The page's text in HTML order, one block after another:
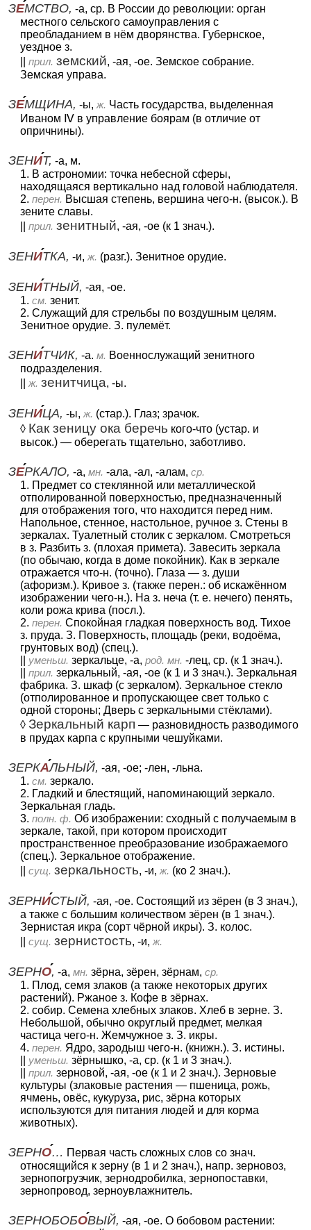
ЗЕМСТВО, -а, ср. В России до революции: орган
местного сельского самоуправления с
преобладанием в нём дворянства. Губернское,
уездное з.
прил. земский, -ая, -ое. Земское собрание.
Земская управа.
ЗЕМЩИНА, -ы, ж. Часть государства, выделенная
Иваном Ⅳ в управление боярам (в отличие от
опричнины).
ЗЕНИТ, -а, м.
1. В астрономии: точка небесной сферы,
находящаяся вертикально над головой наблюдателя.
2. перен. Высшая степень, вершина чего-н. (высок.). В
зените славы.
прил. зенитный, -ая, -ое (к 1 знач.).
ЗЕНИТКА, -и, ж. (разг.). Зенитное орудие.
ЗЕНИТНЫЙ, -ая, -ое.
1. см. зенит.
2. Служащий для стрельбы по воздушным целям.
Зенитное орудие. З. пулемёт.
ЗЕНИТЧИК, -а. м. Военнослужащий зенитного
подразделения.
ж. зенитчица, -ы.
ЗЕНИЦА, -ы, ж. (стар.). Глаз; зрачок.
◊ Как зеницу ока беречь кого-что (устар. и
высок.) — оберегать тщательно, заботливо.
ЗЕРКАЛО, -а, мн. -ала, -ал, -алам, ср.
1. Предмет со стеклянной или металлической
отполированной поверхностью, предназначенный
для отображения того, что находится перед ним.
Напольное, стенное, настольное, ручное з. Стены в
зеркалах. Туалетный столик с зеркалом. Смотреться
в з. Разбить з. (плохая примета). Завесить зеркала
(по обычаю, когда в доме покойник). Как в зеркале
отражается что-н. (точно). Глаза — з. души
(афоризм.). Кривое з. (также перен.: об искажённом
изображении чего-н.). На з. неча (т. е. нечего) пенять,
коли рожа крива (посл.).
2. перен. Спокойная гладкая поверхность вод. Тихое
з. пруда. З. Поверхность, площадь (реки, водоёма,
грунтовых вод) (спец.).
уменьш. зеркальце, -а, род. мн. -лец, ср. (к 1 знач.).
прил. зеркальный, -ая, -ое (к 1 и 3 знач.). Зеркальная
фабрика. З. шкаф (с зеркалом). Зеркальное стекло
(отполированное и пропускающее свет только с
одной стороны; Дверь с зеркальными стёклами).
◊ Зеркальный карп — разновидность разводимого
в прудах карпа с крупными чешуйками.
ЗЕРКАЛЬНЫЙ, -ая, -ое; -лен, -льна.
1. см. зеркало.
2. Гладкий и блестящий, напоминающий зеркало.
Зеркальная гладь.
3. полн. ф. Об изображении: сходный с получаемым в
зеркале, такой, при котором происходит
пространственное преобразование изображаемого
(спец.). Зеркальное отображение.
сущ. зеркальность, -и, ж. (ко 2 знач.).
ЗЕРНИСТЫЙ, -ая, -ое. Состоящий из зёрен (в 3 знач.),
а также с большим количеством зёрен (в 1 знач.).
Зернистая икра (сорт чёрной икры). З. колос.
сущ. зернистость, -и, ж.
ЗЕРНО, -а, мн. зёрна, зёрен, зёрнам, ср.
1. Плод, семя злаков (а также некоторых других
растений). Ржаное з. Кофе в зёрнах.
2. собир. Семена хлебных злаков. Хлеб в зерне. З.
Небольшой, обычно округлый предмет, мелкая
частица чего-н. Жемчужное з. З. икры.
4. перен. Ядро, зародыш чего-н. (книжн.). З. истины.
уменьш. зёрнышко, -а, ср. (к 1 и 3 знач.).
прил. зерновой, -ая, -ое (к 1 и 2 знач.). Зерновые
культуры (злаковые растения — пшеница, рожь,
ячмень, овёс, кукуруза, рис, зёрна которых
используются для питания людей и для корма
животных).
ЗЕРНО… Первая часть сложных слов со знач.
относящийся к зерну (в 1 и 2 знач.), напр. зерновоз,
зернопогрузчик, зернодробилка, зернопоставки,
зернопровод, зерноувлажнитель.
ЗЕРНОБОБОВЫЙ, -ая, -ое. О бобовом растении: